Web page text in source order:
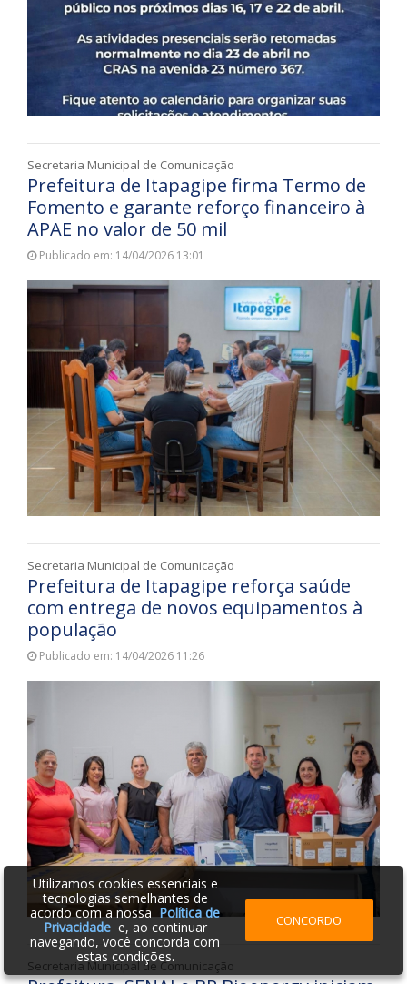
Secretaria Municipal de Comunicação
Prefeitura de Itapagipe firma Termo de
Fomento e garante reforço financeiro à
APAE no valor de 50 mil
Publicado em: 14/04/2026 13:01
Secretaria Municipal de Comunicação
Prefeitura de Itapagipe reforça saúde
com entrega de novos equipamentos à
população
Publicado em: 14/04/2026 11:26
Secretaria Municipal de Comunicação
Utilizamos cookies essenciais e
tecnologias semelhantes de
acordo com a nossaPolítica de
Privacidadee, ao continuar
navegando, você concorda com
estas condições.
CONCORDO